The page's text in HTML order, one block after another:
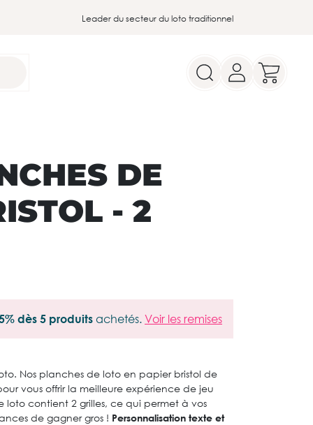
Leader du secteur du loto traditionnel
DE
- 2
dès 5 produits achetés. Voir les remises
Nos planches de loto en papier bristol de
vous offrir la meilleure expérience de jeu
contient 2 grilles, ce qui permet à vos
de gagner gros ! Personnalisation texte et